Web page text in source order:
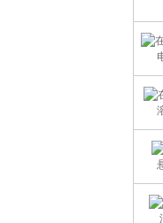
电
溶
悬
浊